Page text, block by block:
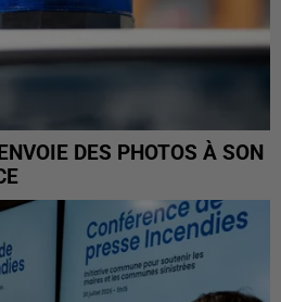
DES PHOTOS À SON